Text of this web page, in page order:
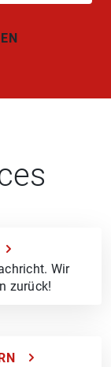
Wir
zurück!